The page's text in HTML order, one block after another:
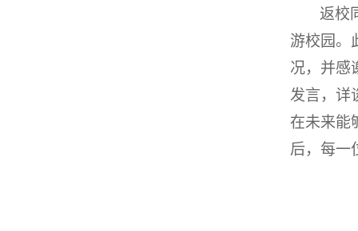
返校
游校园。
况，并感
发言，详
在未来能
后，每一